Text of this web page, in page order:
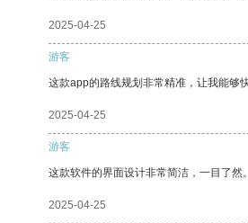
2025-04-25
游客
这款app的路线规划非常精准，让我能够
2025-04-25
游客
这款软件的界面设计非常简洁，一目了然。
2025-04-25